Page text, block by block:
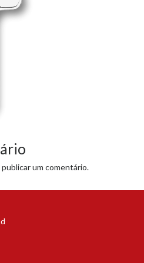
publicar um comentário.